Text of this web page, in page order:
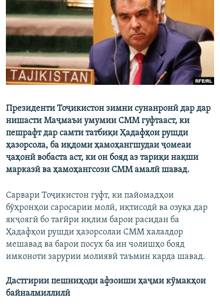
ГУЗОРИШҲОИ РАДИОӢ
Русский
Ҳамаи сомонаҳои RFE/RL
Президенти Тоҷикистон зимни сунанронӣ дар дар
нишасти Маҷмаъи умумии СММ гуфтааст, ки
пешрафт дар самти татбиқи Ҳадафҳои рушди
ҳазорсола, ба иқдоми ҳамоҳангшудаи ҷомеаи
ҷаҳонӣ вобаста аст, ки он бояд аз тариқи нақши
марказӣ ва ҳамоҳангсози СММ амалӣ шавад.
Сарвари Тоҷикистон гуфт, ки пайомадҳои
бӯҳронҳои саросарии молӣ, иқтисодӣ ва озуқа дар
якҷоягӣ бо тағйри иқлим барои расидан ба
Ҳадафҳои рушди ҳазорсолаи СММ халалдор
мешавад ва барои посух ба ин чолишҳо бояд
имконоти зарурии молиявӣ таъмин карда шавад.
Дастгирии пешниҳоди афзоиши ҳаҷми кӯмакҳои
байналмиллилӣ